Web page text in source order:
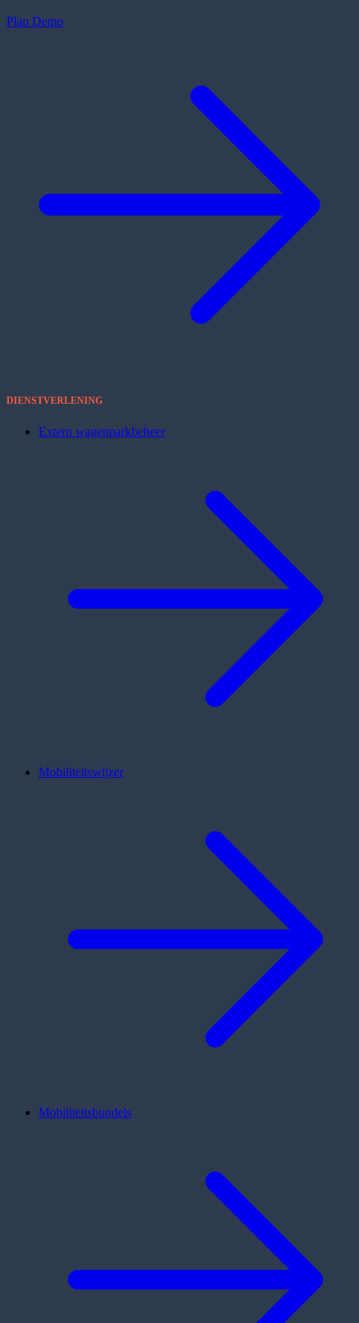
Plan Demo
DIENSTVERLENING
Extern wagenparkbeheer
Mobiliteitswijzer
Mobiliteitsbundels